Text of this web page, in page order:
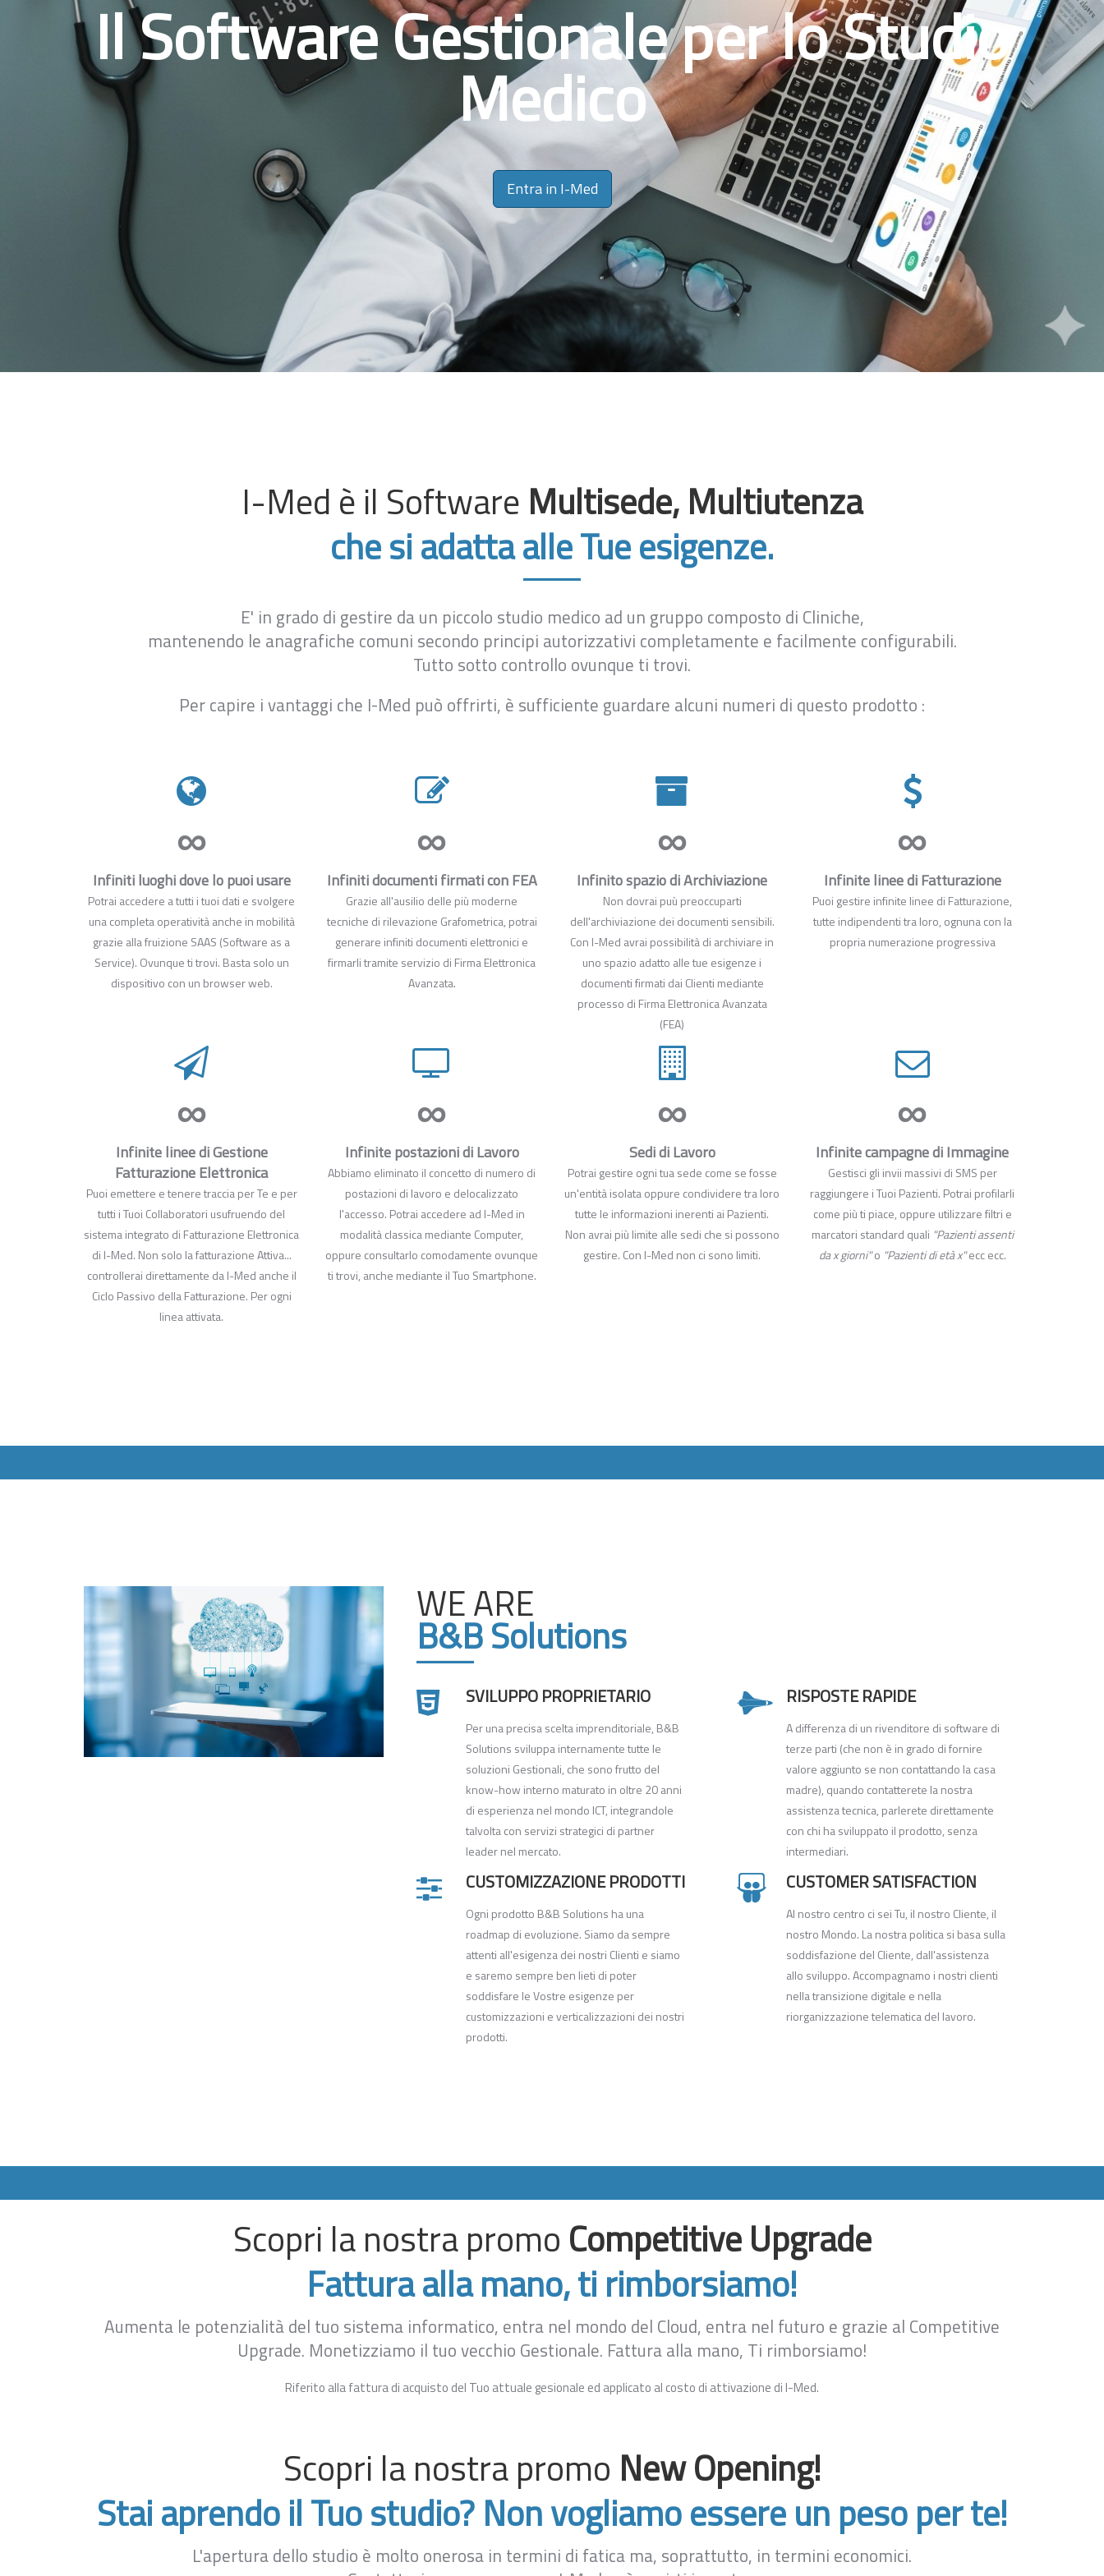
Il Software Gestionale per lo Studio
Medico
Entra in I-Med
I-Med è il Software Multisede, Multiutenza
che si adatta alle Tue esigenze.
E' in grado di gestire da un piccolo studio medico ad un gruppo composto di Cliniche,
mantenendo le anagrafiche comuni secondo principi autorizzativi completamente e facilmente configurabili.
Tutto sotto controllo ovunque ti trovi.
Per capire i vantaggi che I-Med può offrirti, è sufficiente guardare alcuni numeri di questo prodotto :
∞
Infiniti luoghi dove lo puoi usare
Potrai accedere a tutti i tuoi dati e svolgere
una completa operatività anche in mobilità
grazie alla fruizione SAAS (Software as a
Service). Ovunque ti trovi. Basta solo un
dispositivo con un browser web.
∞
Infiniti documenti firmati con FEA
Grazie all'ausilio delle più moderne
tecniche di rilevazione Grafometrica, potrai
generare infiniti documenti elettronici e
firmarli tramite servizio di Firma Elettronica
Avanzata.
∞
Infinito spazio di Archiviazione
Non dovrai puù preoccuparti
dell'archiviazione dei documenti sensibili.
Con I-Med avrai possibilità di archiviare in
uno spazio adatto alle tue esigenze i
documenti firmati dai Clienti mediante
processo di Firma Elettronica Avanzata
(FEA)
∞
Infinite linee di Fatturazione
Puoi gestire infinite linee di Fatturazione,
tutte indipendenti tra loro, ognuna con la
propria numerazione progressiva
∞
Infinite linee di Gestione
Fatturazione Elettronica
Puoi emettere e tenere traccia per Te e per
tutti i Tuoi Collaboratori usufruendo del
sistema integrato di Fatturazione Elettronica
di I-Med. Non solo la fatturazione Attiva...
controllerai direttamente da I-Med anche il
Ciclo Passivo della Fatturazione. Per ogni
linea attivata.
∞
Infinite postazioni di Lavoro
Abbiamo eliminato il concetto di numero di
postazioni di lavoro e delocalizzato
l'accesso. Potrai accedere ad I-Med in
modalità classica mediante Computer,
oppure consultarlo comodamente ovunque
ti trovi, anche mediante il Tuo Smartphone.
∞
Sedi di Lavoro
Potrai gestire ogni tua sede come se fosse
un'entità isolata oppure condividere tra loro
tutte le informazioni inerenti ai Pazienti.
Non avrai più limite alle sedi che si possono
gestire. Con I-Med non ci sono limiti.
∞
Infinite campagne di Immagine
Gestisci gli invii massivi di SMS per
raggiungere i Tuoi Pazienti. Potrai profilarli
come più ti piace, oppure utilizzare filtri e
marcatori standard quali "Pazienti assenti
da x giorni"o "Pazienti di età x"ecc ecc.
Gli svluppatori del Software
WE ARE
B&B Solutions
SVILUPPO PROPRIETARIO
Per una precisa scelta imprenditoriale, B&B
Solutions sviluppa internamente tutte le
soluzioni Gestionali, che sono frutto del
know-how interno maturato in oltre 20 anni
di esperienza nel mondo ICT, integrandole
talvolta con servizi strategici di partner
leader nel mercato.
RISPOSTE RAPIDE
A differenza di un rivenditore di software di
terze parti (che non è in grado di fornire
valore aggiunto se non contattando la casa
madre), quando contatterete la nostra
assistenza tecnica, parlerete direttamente
con chi ha sviluppato il prodotto, senza
intermediari.
CUSTOMIZZAZIONE PRODOTTI
Ogni prodotto B&B Solutions ha una
roadmap di evoluzione. Siamo da sempre
attenti all'esigenza dei nostri Clienti e siamo
e saremo sempre ben lieti di poter
soddisfare le Vostre esigenze per
customizzazioni e verticalizzazioni dei nostri
prodotti.
CUSTOMER SATISFACTION
Al nostro centro ci sei Tu, il nostro Cliente, il
nostro Mondo. La nostra politica si basa sulla
soddisfazione del Cliente, dall'assistenza
allo sviluppo. Accompagnamo i nostri clienti
nella transizione digitale e nella
riorganizzazione telematica del lavoro.
Contattaci per il nostro Software
Gestionale Dentisti e Odontoiatri e
Studio Polispecialistico
Scopri la nostra promo Competitive Upgrade
Fattura alla mano, ti rimborsiamo!
Aumenta le potenzialità del tuo sistema informatico, entra nel mondo del Cloud, entra nel futuro e grazie al Competitive
Upgrade. Monetizziamo il tuo vecchio Gestionale. Fattura alla mano, Ti rimborsiamo!
Riferito alla fattura di acquisto del Tuo attuale gesionale ed applicato al costo di attivazione di I-Med.
Scopri la nostra promo New Opening!
Stai aprendo il Tuo studio? Non vogliamo essere un peso per te!
L'apertura dello studio è molto onerosa in termini di fatica ma, soprattutto, in termini economici.